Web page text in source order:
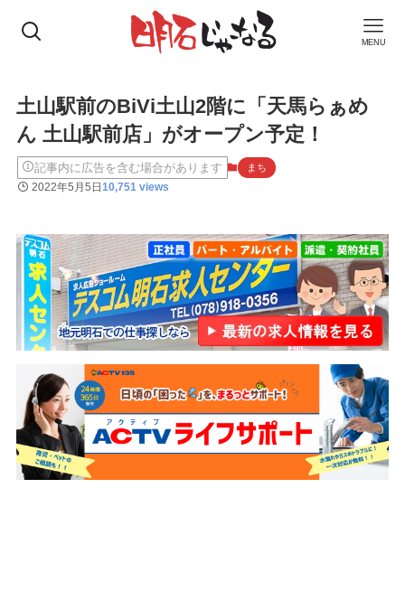
MENU
土山駅前のBiVi土山2階に「天馬らぁめ
ん 土山駅前店」がオープン予定！
記事内に広告を含む場合があります まち
2022年5月5日10,751 views